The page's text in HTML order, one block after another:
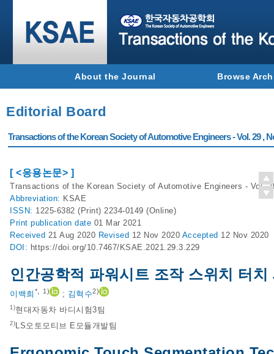
About the Journal Browse
Editorial Board
Transactions of the Korean Society of Automotive Engineers - Vol. 29 ,
[ <응용논문> ]
Transactions of the Korean Society of Automotive Engineers - Vol.
Abbreviation: KSAE
ISSN: 1225-6382 (Print) 2234-0149 (Online)
Print publication date 01 Mar 2021
Received 21 Aug 2020 Revised 12 Nov 2020 Accepted 12 Nov 2020
DOI: https://doi.org/10.7467/KSAE.2021.29.3.229
인간공학적 파워시트 조작 스위치 터
이백희 *, 1) ; 김혁수2)
1)현대자동차 바디시험3팀
2) LS오토모티브 E모듈개발팀